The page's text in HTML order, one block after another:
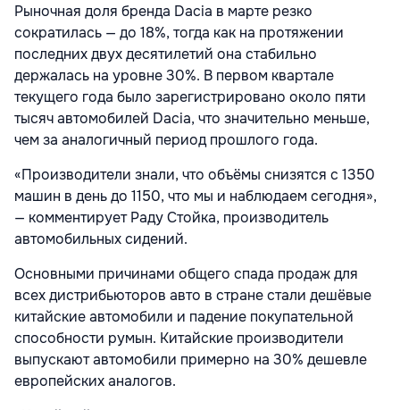
Рыночная доля бренда Dacia в марте резко
сократилась — до 18%, тогда как на протяжении
последних двух десятилетий она стабильно
держалась на уровне 30%. В первом квартале
текущего года было зарегистрировано около пяти
тысяч автомобилей Dacia, что значительно меньше,
чем за аналогичный период прошлого года.
«Производители знали, что объёмы снизятся с 1350
машин в день до 1150, что мы и наблюдаем сегодня»,
— комментирует Раду Стойка, производитель
автомобильных сидений.
Основными причинами общего спада продаж для
всех дистрибьюторов авто в стране стали дешёвые
китайские автомобили и падение покупательной
способности румын. Китайские производители
выпускают автомобили примерно на 30% дешевле
европейских аналогов.